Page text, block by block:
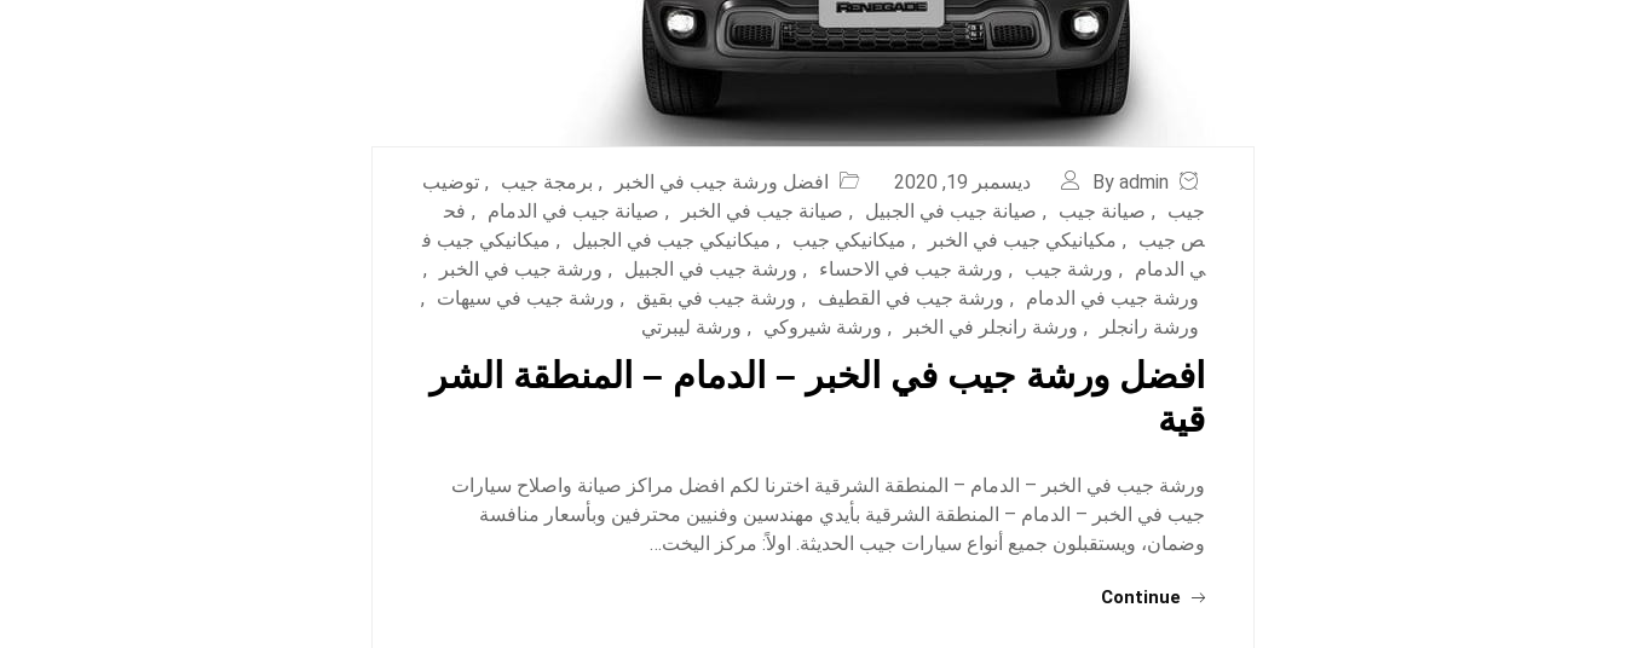
By admin ديسمبر 19, 2020 افضل ورشة جيب في الخبر , برمجة جيب , توضيب
جيب
, صيانة جيب , صيانة جيب في الجبيل , صيانة جيب في الخبر , صيانة جيب في الدمام , فح
ص جيب
, مكيانيكي جيب في الخبر , ميكانيكي جيب , ميكانيكي جيب في الجبيل , ميكانيكي جيب ف
ي الدمام
, ورشة جيب , ورشة جيب في الاحساء , ورشة جيب في الجبيل , ورشة جيب في الخبر
,
ورشة جيب في الدمام
, ورشة جيب في القطيف , ورشة جيب في بقيق , ورشة جيب في سيهات
,
ورشة رانجلر
, ورشة رانجلر في الخبر , ورشة شيروكي , ورشة ليبرتي
افضل ورشة جيب في الخبر – الدمام – المنطقة الشر
قية
ورشة جيب في الخبر – الدمام – المنطقة الشرقية اخترنا لكم افضل مراكز صيانة واصلاح سيارات
جيب في الخبر – الدمام – المنطقة الشرقية بأيدي مهندسين وفنيين محترفين وبأسعار منافسة
وضمان، ويستقبلون جميع أنواع سيارات جيب الحديثة. اولاً: مركز اليخت…
Continue